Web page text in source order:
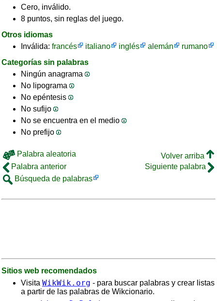
Cero, inválido.
8 puntos, sin reglas del juego.
Otros idiomas
Inválida: francés italiano inglés alemán
rumano
Categorías sin palabras
Ningún anagrama
No lipograma
No epéntesis
No sufijo
No se encuentra en el medio
No prefijo
Palabra aleatoria
Volver arriba
Palabra anterior
Siguiente palabra
Búsqueda de palabras
Sitios web recomendados
Visita WikWik.org - para buscar palabras y crear listas
a partir de las palabras de Wikcionario.